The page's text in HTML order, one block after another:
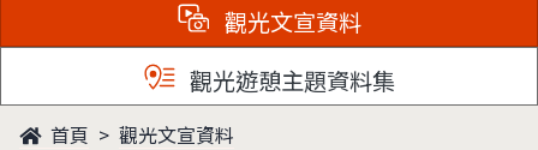
觀光文宣資料
觀光遊憩主題資料集
首頁 觀光文宣資料